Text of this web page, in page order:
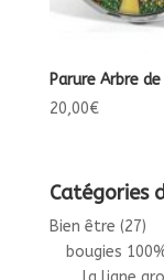
Parure Arbre
20,00€
Catégories
Bien être (27)
bougies